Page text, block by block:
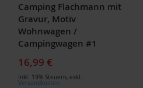
Camping Flachmann mit
Gravur, Motiv
Wohnwagen /
Campingwagen #1
16,99 €
Inkl. 19% Steuern, exkl.
Versandkosten